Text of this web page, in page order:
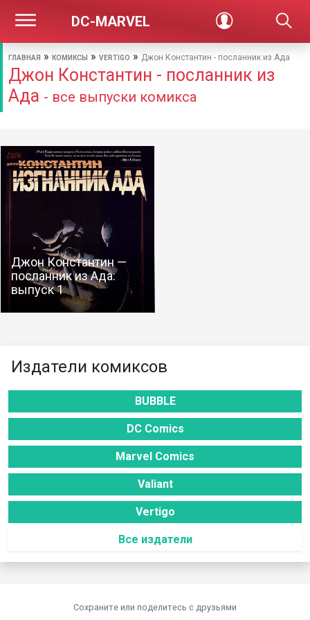
DC-MARVEL
ГЛАВНАЯ » КОМИКСЫ » VERTIGO » Джон Константин - посланник из Ада
Джон Константин - посланник из
Ада - все выпуски комикса
Джон Константин —
посланник из Ада:
выпуск 1
Издатели комиксов
BUBBLE
DC Comics
Marvel Comics
Valiant
Vertigo
Все издатели
Сохраните или поделитесь c друзьями